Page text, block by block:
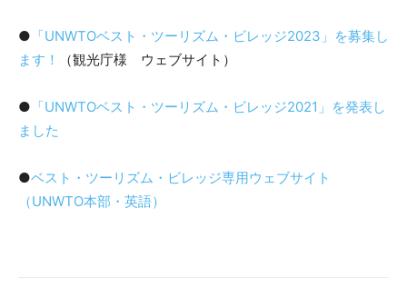
● 「UNWTOベスト・ツーリズム・ビレッジ2023」を募集し
ます！
（観光庁様 ウェブサイト）
● 「UNWTOベスト・ツーリズム・ビレッジ2021」を発表し
ました
●ベスト・ツーリズム・ビレッジ専用ウェブサイト
（UNWTO本部・英語）